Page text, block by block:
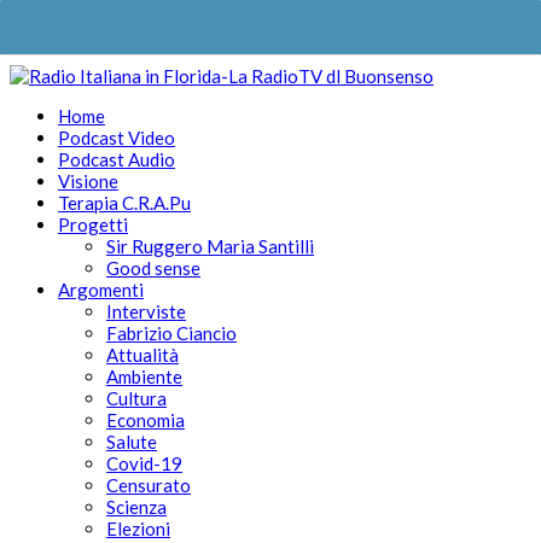
Home
Podcast Video
Podcast Audio
Visione
Terapia C.R.A.Pu
Progetti
Sir Ruggero Maria Santilli
Good sense
Argomenti
Interviste
Fabrizio Ciancio
Attualità
Ambiente
Cultura
Economia
Salute
Covid-19
Censurato
Scienza
Elezioni